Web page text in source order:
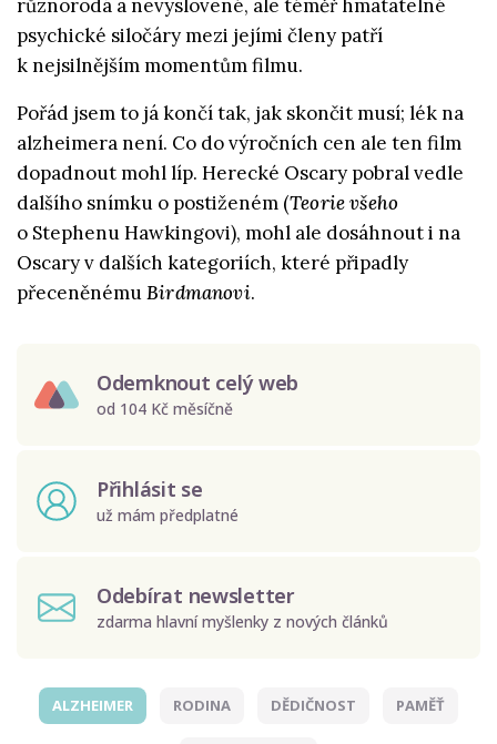
různorodá a nevyslovené, ale téměř hmatatelné
psychické siločáry mezi jejími členy patří
k nejsilnějším momentům filmu.
Pořád jsem to já končí tak, jak skončit musí; lék na
alzheimera není. Co do výročních cen ale ten film
dopadnout mohl líp. Herecké Oscary pobral vedle
dalšího snímku o postiženém (Teorie všeho
o Stephenu Hawkingovi), mohl ale dosáhnout i na
Oscary v dalších kategoriích, které připadly
přeceněnémuBirdmanovi.
Odemknout celý web
od 104 Kč měsíčně
Přihlásit se
už mám předplatné
Odebírat newsletter
zdarma hlavní myšlenky z nových článků
ALZHEIMER RODINA DĚDIČNOST PAMĚŤ